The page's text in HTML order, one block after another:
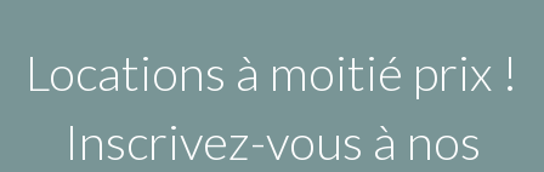
Locations à moitié prix !
Inscrivez-vous à nos